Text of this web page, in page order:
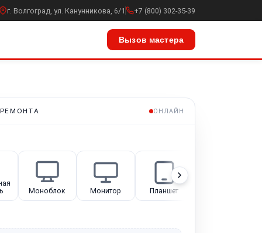
г. Волгоград, ул. Канунникова, 6/1 +7 (800) 302-35-39
Вызов мастера
ОНЛАЙН
Моноблок Монитор Планшет